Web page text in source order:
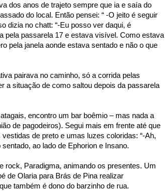
dos anos de trajeto sempre que ia e saía do
do local. Então pensei: “ -O jeito é seguir
dizia no chatt: “-Eu posso ver daqui, é
pela passarela 17 e estava visível. Como estava
pela janela aonde estava sentado e não o que
pairava no caminho, só a corrida pelas
a situação de como saltou depois da passarela
encontro um bar boêmio – mas nada a
de pagodeiros). Segui mais em frente até que
de preto e umas luzes coloridas: “-Ah,
ao lado de Ephorion e Insano.
rock, Paradigma, animando os presentes. Um
de Olaria para Brás de Pina realizar
também é dono do barzinho de rua.